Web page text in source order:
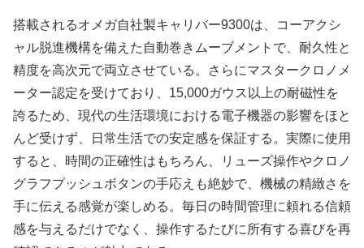
搭載されるオメガ自社製キャリバー9300は、コーアクシ
ャル脱進機構を備えた自動巻きムーブメントで、耐久性と
精度を高次元で両立させている。さらにマスタークロノメ
ーター認定を受けており、15,000ガウス以上の耐磁性を
誇るため、現代の生活環境における電子機器の影響をほと
んど受けず、日常生活での安定感を保証する。実際に使用
すると、時間の正確性はもちろん、リューズ操作やクロノ
グラフプッシュボタンの手応えも絶妙で、機械の精緻さを
手に伝える感覚が楽しめる。毎日の時間管理に頼れる信頼
感を与えるだけでなく、操作するたびに所有する喜びを再